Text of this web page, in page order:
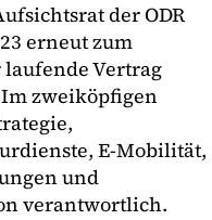
der ODR
erneut zum
Vertrag
zweiköpfigen
E-Mobilität,
und
verantwortlich.